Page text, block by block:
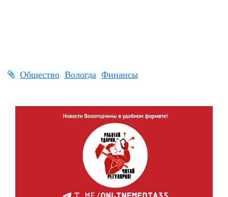
Общество Вологда Финансы